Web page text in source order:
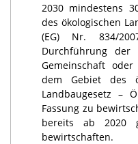
2030 mindestens
des ökologischen
(EG) Nr. 834/
Durchführung der
Gemeinschaft
dem Gebiet des
Landbaugesetz –
Fassung zu
bereits ab 2020
bewirtschaften.